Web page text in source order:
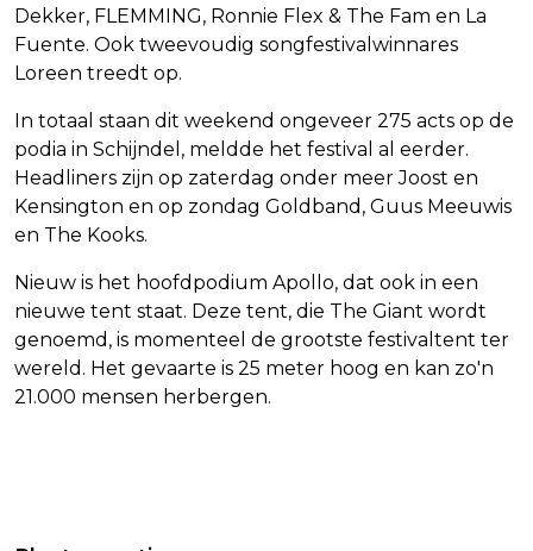
Dekker, FLEMMING, Ronnie Flex & The Fam en La
Fuente. Ook tweevoudig songfestivalwinnares
Loreen treedt op.
In totaal staan dit weekend ongeveer 275 acts op de
podia in Schijndel, meldde het festival al eerder.
Headliners zijn op zaterdag onder meer Joost en
Kensington en op zondag Goldband, Guus Meeuwis
en The Kooks.
Nieuw is het hoofdpodium Apollo, dat ook in een
nieuwe tent staat. Deze tent, die The Giant wordt
genoemd, is momenteel de grootste festivaltent ter
wereld. Het gevaarte is 25 meter hoog en kan zo'n
21.000 mensen herbergen.